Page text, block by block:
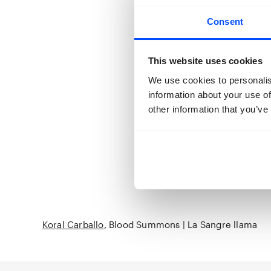
Consent
This website uses cookies
We use cookies to
information about your use
other information that
projecteren.
kunstenaar
Portretten van
afgewisseld
gevoel van
eerder
Carballo: “Ik
realiteit en dit
Koral Carballo Blood Summons | La Sangre llama